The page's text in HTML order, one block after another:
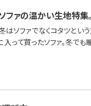
ファの温かい生地特集。
はソファでなくコタツとい
入って買ったソファ。冬で